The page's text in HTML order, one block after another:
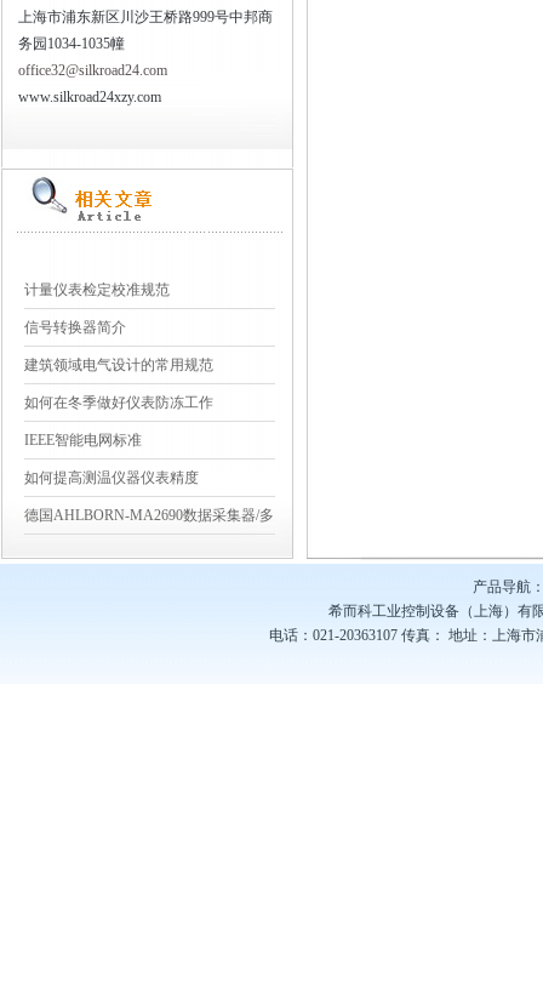
上海市浦东新区川沙王桥路999号中邦商
务园1034-1035幢
office32@silkroad24.com
www.silkroad24xzy.com
计量仪表检定校准规范
信号转换器简介
建筑领域电气设计的常用规范
如何在冬季做好仪表防冻工作
IEEE智能电网标准
如何提高测温仪器仪表精度
德国AHLBORN-MA2690数据采集器/多
产品导航
希而科工业控制设备（上海）有
电话：021-20363107 传真： 地址：上海市